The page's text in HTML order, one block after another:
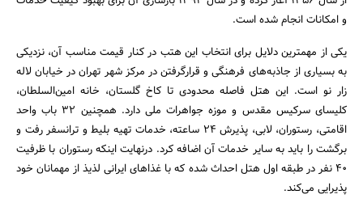
و امکانات انجام شده است.
یکی از مهمترین دلایل برای انتخاب این هتب در کنار قیمت مناسب آن، نزدیکی
به بسیاری از جاذبه‌های فرهنگی و قرارگرفتن در مرکز شهر تهران در خیابان لاله
زار نو است. این هتل فاصله محدودی تا کاخ گلستان، خانه امین‌السلطان،
کلیسای سرکیس مقدس و موزه جواهرات ملی دارد. همچنین 32 باب واحد
اقامتی، رستوران، لابی، پذیرش ۲۴ ساعته، خدمات تهیه بلیط و ترانسفر رفت و
برگشت را باید به سایر خدمات آن اضافه کرد. درنهایت اینکه رستوران با ظرفیت
۴۰ نفر در طبقه اول هتل احداث شده که با غذاهای ایرانی لذیذ از مهمانان خود
پذیرایی می‌کند.